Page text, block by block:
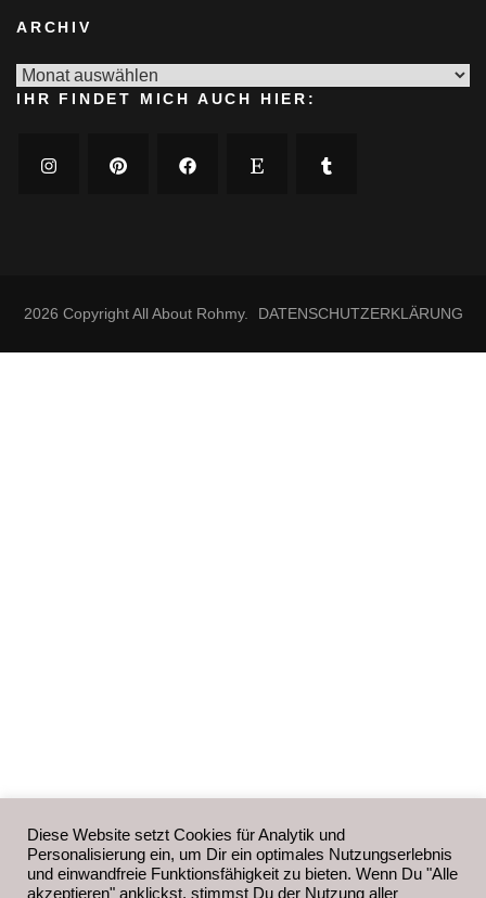
ARCHIV
Archiv
IHR FINDET MICH AUCH HIER:
2026 CopyrightAll About Rohmy. DATENSCHUTZERKLÄRUNG
Diese Website setzt Cookies für Analytik und
Personalisierung ein, um Dir ein optimales Nutzungserlebnis
und einwandfreie Funktionsfähigkeit zu bieten. Wenn Du "Alle
akzeptieren" anklickst, stimmst Du der Nutzung aller